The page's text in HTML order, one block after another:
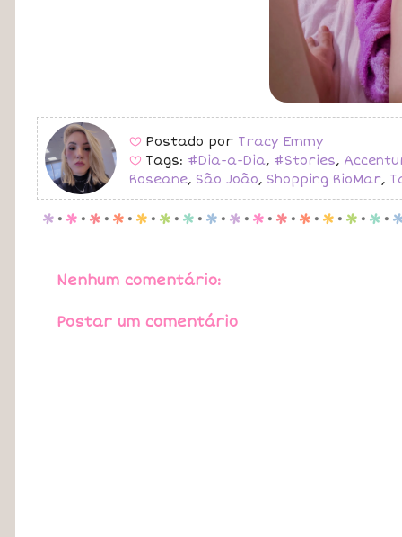
B Postado por Tracy Emmy
B Tags: #Dia-a-Dia, #Stories,
Roseane, São João, Shopping RioMar,
p . p . p . p . p . p . p . p . p . p . p . p . p . p . p .
Nenhum comentário:
Postar um comentário